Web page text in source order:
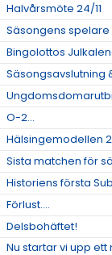
Halvårsmöte 24/11
Säsongens
Bingolottos
Säsongsavslutning
O-2...
Hälsingemodellen
Sista matchen för
Historiens första
Förlust....
Delsbohäftet!
Nu startar vi upp ett